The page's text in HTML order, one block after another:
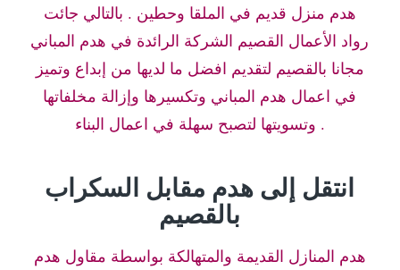
هدم منزل قديم في الملقا وحطين . بالتالي جائت
رواد الأعمال القصيم الشركة الرائدة في هدم المباني
مجانا بالقصيم لتقديم افضل ما لديها من إبداع وتميز
في اعمال هدم المباني وتكسيرها وإزالة مخلفاتها
وتسويتها لتصبح سهلة في اعمال البناء .
انتقل إلى هدم مقابل السكراب
بالقصيم
هدم المنازل القديمة والمتهالكة بواسطة مقاول هدم